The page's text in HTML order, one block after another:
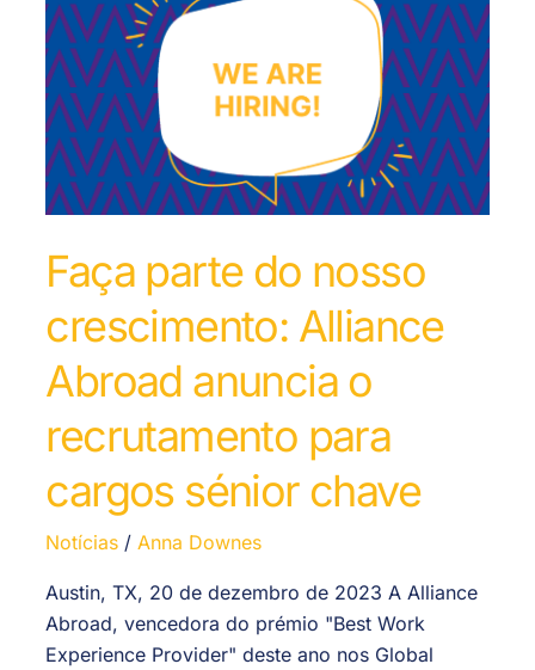
Faça parte do nosso
crescimento: Alliance
Abroad anuncia o
recrutamento para
cargos sénior chave
Notícias /Anna Downes
Austin, TX, 20 de dezembro de 2023 A Alliance
Abroad, vencedora do prémio "Best Work
Experience Provider" deste ano nos Global